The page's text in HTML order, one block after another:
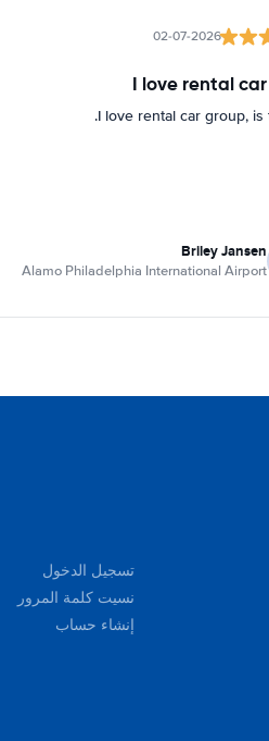
02-07-2026
I love rental
I love rental car group, is
Briley Jansen
Alamo Philadelphia International Airport
تسجيل الدخول
نسيت كلمة المرور
إنشاء حساب